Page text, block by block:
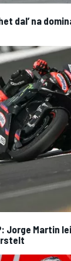
dal’ na
Jorge Martin